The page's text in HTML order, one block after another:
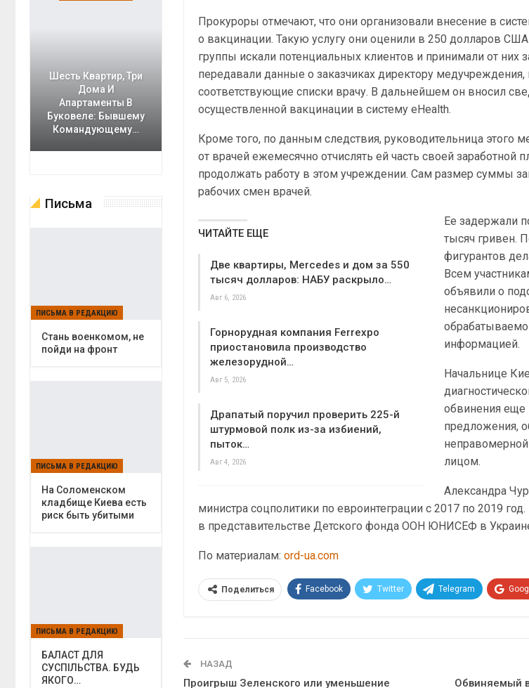
Прокуроры отмечают, что они организовали внесение в
о вакцинации. Такую услугу они оценили в 250 долларов
группы искали потенциальных клиентов и принимали от них
передавали данные о заказчиках директору медучреждения,
соответствующие списки врачу. В дальнейшем он вносил
осуществленной вакцинации в систему eHealth.
Кроме того, по данным следствия, руководительница этого
от врачей ежемесячно отчислять ей часть своей заработной
продолжать работу в этом учреждении. Сам размер суммы
рабочих смен врачей.
ЧИТАЙТЕ ЕЩЕ
Две квартиры, Mercedes и дом за 550
тысяч долларов: НАБУ раскрыло…
Авг 6, 2026
Горнорудная компания Ferrexpo
приостановила производство
железорудной…
Авг 5, 2026
Драпатый поручил проверить 225-й
штурмовой полк из-за избиений,
пыток…
Авг 4, 2026
Ее задержали
тысяч гривен.
фигурантов
Всем
объявили о
информацией.
Начальнице
обвинения еще
предложения,
лицом.
Александра
министра соцполитики по евроинтеграции с 2017 по 2019
в представительстве Детского фонда ООН ЮНИСЕФ в
По материалам:ord-ua.com
Поделиться Facebook Twitter Telegram
НАЗАД
Проигрыш Зеленского или уменьшение Обвиняемый
Шесть Квартир, Три
Дома И
Апартаменты В
Буковеле: Бывшему
Командующему…
Письма
ПИСЬМА В РЕДАКЦИЮ
Cтань военкомом, не
пойди на фронт
ПИСЬМА В РЕДАКЦИЮ
На Соломенском
кладбище Киева есть
риск быть убитыми
ПИСЬМА В РЕДАКЦИЮ
БАЛАСТ ДЛЯ
СУСПІЛЬСТВА. БУДЬ
ЯКОГО…